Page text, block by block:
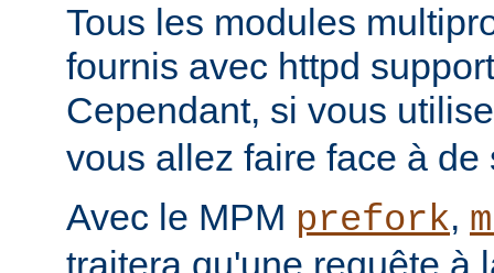
Tous les modules
fournis avec httpd
Cependant, si vous
vous allez faire face à
Avec le MPM prefork,
traitera qu'une requête à